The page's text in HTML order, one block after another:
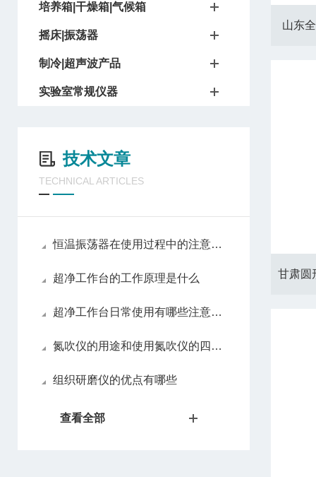
培养箱|干燥箱|气候箱
摇床|振荡器
制冷|超声波产品
实验室常规仪器
技术文章
TECHNICAL ARTICLES
恒温振荡器在使用过程中的注意事项
超净工作台的工作原理是什么
超净工作台日常使用有哪些注意事项
氮吹仪的用途和使用氮吹仪的四大优势
组织研磨仪的优点有哪些
查看全部
山东